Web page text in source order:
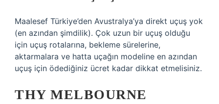
Maalesef Türkiye’den Avustralya’ya direkt uçuş yok
(en azından şimdilik). Çok uzun bir uçuş olduğu
için uçuş rotalarına, bekleme sürelerine,
aktarmalara ve hatta uçağın modeline en azından
uçuş için ödediğiniz ücret kadar dikkat etmelisiniz.
THY MELBOURNE